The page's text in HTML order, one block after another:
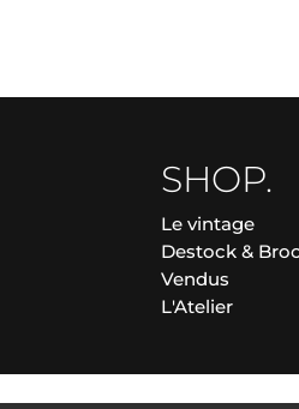
SHOP.
Le vintage
Destock & Broc
Vendus
L'Atelier